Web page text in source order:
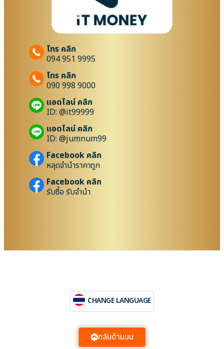
โทร คลิก
094 951 9995
โทร คลิก
090 998 9000
แอดไลน์ คลิก
ID: @it99999
แอดไลน์ คลิก
ID: @jumnum99
Facebook คลิก
หลุดจำนำราคาถูก
Facebook คลิก
รับซื้อ รับจำนำ
CHANGE LANGUAGE
กลับด้านบน